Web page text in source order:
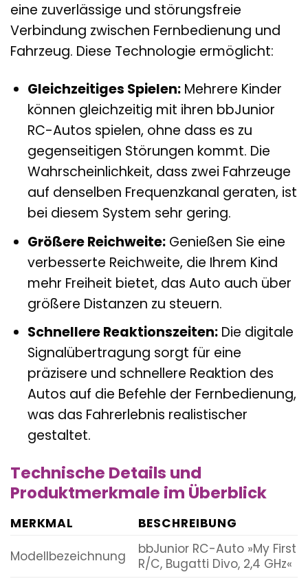
eine zuverlässige und störungsfreie
Verbindung zwischen Fernbedienung und
Fahrzeug. Diese Technologie ermöglicht:
Gleichzeitiges Spielen:Mehrere Kinder
können gleichzeitig mit ihren bbJunior
RC-Autos spielen, ohne dass es zu
gegenseitigen Störungen kommt. Die
Wahrscheinlichkeit, dass zwei Fahrzeuge
auf denselben Frequenzkanal geraten, ist
bei diesem System sehr gering.
Größere Reichweite:Genießen Sie eine
verbesserte Reichweite, die Ihrem Kind
mehr Freiheit bietet, das Auto auch über
größere Distanzen zu steuern.
Schnellere Reaktionszeiten:Die digitale
Signalübertragung sorgt für eine
präzisere und schnellere Reaktion des
Autos auf die Befehle der Fernbedienung,
was das Fahrerlebnis realistischer
gestaltet.
Technische Details und
Produktmerkmale im Überblick
MERKMAL
BESCHREIBUNG
Modellbezeichnung
bbJunior RC-Auto »My First
R/C, Bugatti Divo, 2,4 GHz«